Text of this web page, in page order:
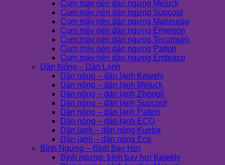
Cụm máy nén dàn ngưng Meluck
Cụm máy nén dàn ngưng Supcool
Cụm máy nén dàn ngưng Maneurop
Cụm máy nén dàn ngưng Emerson
Cụm máy nén dàn ngưng Tecumseh
Cụm máy nén dàn ngưng Patton
Cụm máy nén dàn ngưng Embraco
Dàn Nóng – Dàn Lạnh
Dàn nóng – dàn lạnh Kewely
Dàn nóng – dàn lạnh Meluck
Dàn nóng – dàn lạnh Zhongli
Dàn nóng – dàn lạnh Supcool
Dàn nóng – dàn lạnh Patton
Dàn nóng – dàn lạnh ECO
Dàn lạnh – dàn nóng Kueba
Dàn lạnh – dàn nóng Eco
Bình Ngưng – Bình Bay Hơi
Bình ngưng- bình bay hơi Kewely